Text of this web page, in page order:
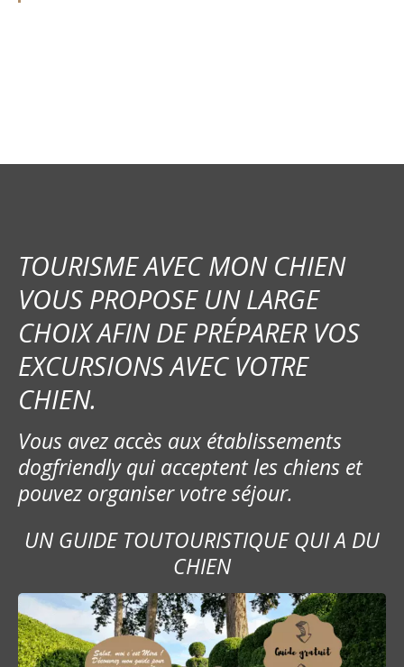
g
a
t
i
o
n
d
e
s
m
e
TOURISME AVEC MON CHIEN
VOUS PROPOSE UN LARGE
CHOIX AFIN DE PRÉPARER VOS
EXCURSIONS AVEC VOTRE
CHIEN.
Vous avez accès aux établissements
dogfriendly qui acceptent les chiens et
pouvez organiser votre séjour.
UN GUIDE TOUTOURISTIQUE QUI A DU
CHIEN